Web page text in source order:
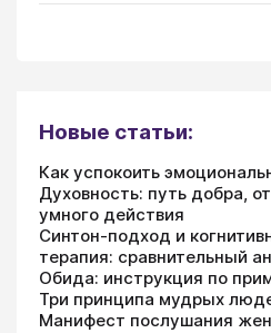
Новые статьи:
Как успокоить
Духовность: путь добра,
умного действия
Синтон-подход и
терапия: сравнительный
Обида: инструкция по
Три принципа мудрых
Манифест послушания